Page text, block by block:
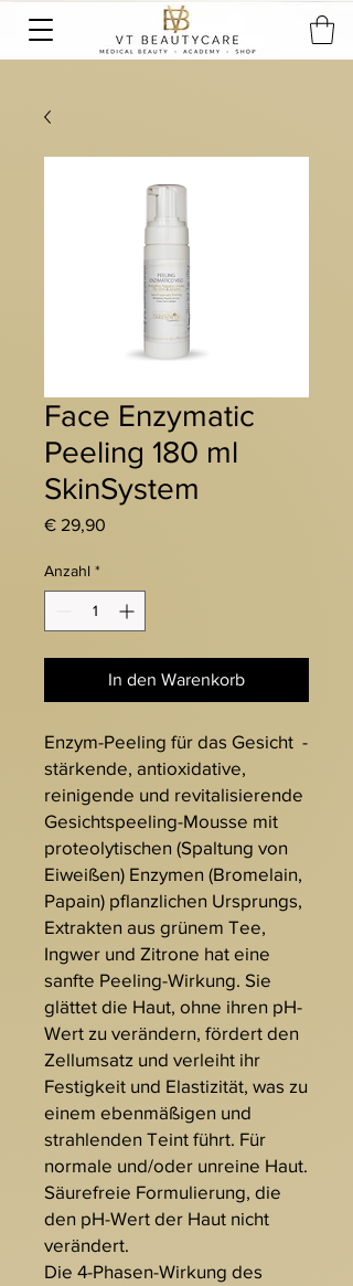
Face Enzymatic
Peeling 180 ml
SkinSystem
€ 29,90
Anzahl *
In den Warenkorb
Enzym-Peeling für das Gesicht -
stärkende, antioxidative,
reinigende und revitalisierende
Gesichtspeeling-Mousse mit
proteolytischen (Spaltung von
Eiweißen) Enzymen (Bromelain,
Papain) pflanzlichen Ursprungs,
Extrakten aus grünem Tee,
Ingwer und Zitrone hat eine
sanfte Peeling-Wirkung. Sie
glättet die Haut, ohne ihren pH-
Wert zu verändern, fördert den
Zellumsatz und verleiht ihr
Festigkeit und Elastizität, was zu
einem ebenmäßigen und
strahlenden Teint führt. Für
normale und/oder unreine Haut.
Säurefreie Formulierung, die
den pH-Wert der Haut nicht
verändert.
Die 4-Phasen-Wirkung des